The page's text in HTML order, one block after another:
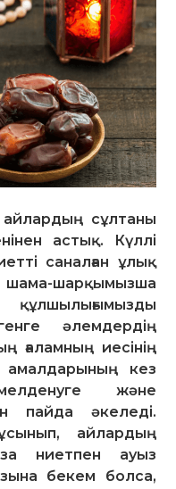
сұлтаны
астық. Күллі
саналған ұлық
шарқымызша
әлемдердің
ғаламның иесінің
амалдарының кез
және
пайда әкеледі.
айлардың
ниетпен ауыз
бекем болса,